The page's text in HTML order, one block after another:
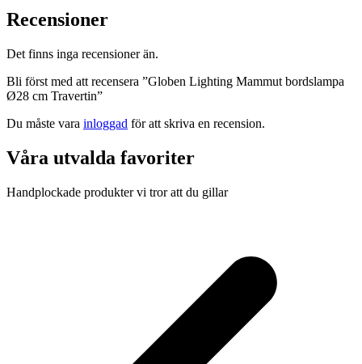
Recensioner
Det finns inga recensioner än.
Bli först med att recensera ”Globen Lighting Mammut bordslampa
Ø28 cm Travertin”
Du måste vara inloggad för att skriva en recension.
Våra utvalda favoriter
Handplockade produkter vi tror att du gillar